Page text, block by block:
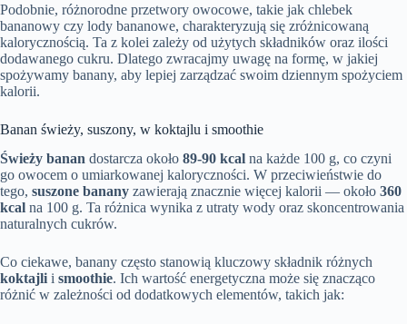
Podobnie, różnorodne przetwory owocowe, takie jak chlebek
bananowy czy lody bananowe, charakteryzują się zróżnicowaną
kalorycznością. Ta z kolei zależy od użytych składników oraz ilości
dodawanego cukru. Dlatego zwracajmy uwagę na formę, w jakiej
spożywamy banany, aby lepiej zarządzać swoim dziennym spożyciem
kalorii.
Banan świeży, suszony, w koktajlu i smoothie
Świeży banan dostarcza około 89-90 kcal na każde 100 g, co czyni
go owocem o umiarkowanej kaloryczności. W przeciwieństwie do
tego, suszone banany zawierają znacznie więcej kalorii — około 360
kcal na 100 g. Ta różnica wynika z utraty wody oraz skoncentrowania
naturalnych cukrów.
Co ciekawe, banany często stanowią kluczowy składnik różnych
koktajli i smoothie. Ich wartość energetyczna może się znacząco
różnić w zależności od dodatkowych elementów, takich jak: